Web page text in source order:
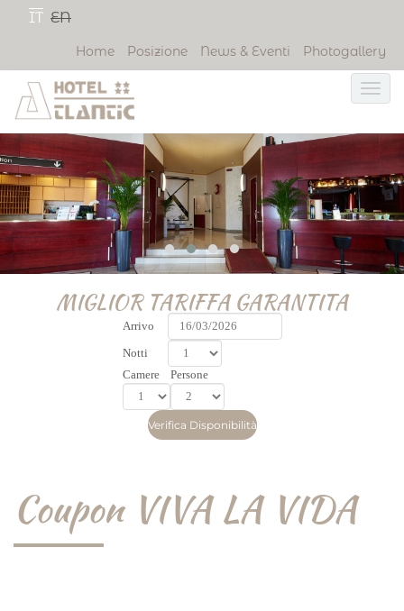
IT EN
Home Posizione News & Eventi Photogallery
MIGLIOR TARIFFA GARANTITA
Arrivo
Notti
Camere
Persone
Coupon VIVA LA VIDA